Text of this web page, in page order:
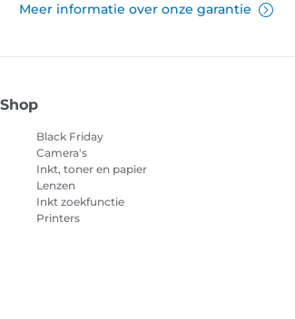
Meer informatie over onze garantie
Shop
Black Friday
Camera's
Inkt, toner en papier
Lenzen
Inkt zoekfunctie
Printers